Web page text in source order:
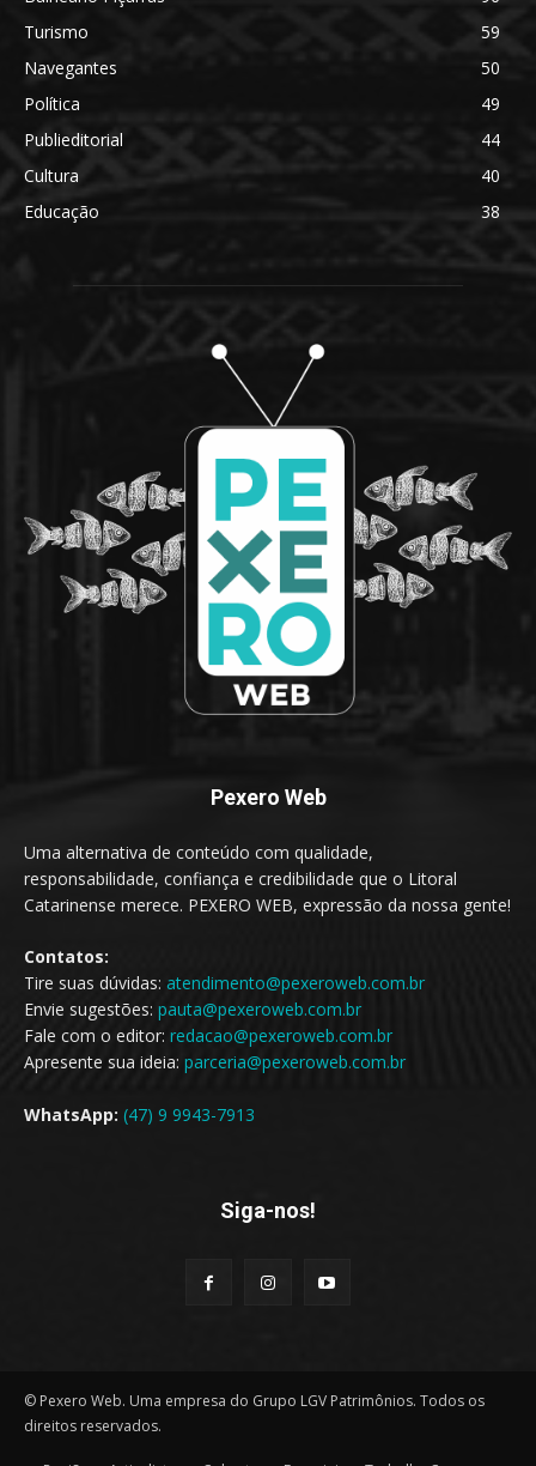
Turismo
59
Navegantes
50
Política
49
Publieditorial
44
Cultura
40
Educação
38
Pexero Web
Uma alternativa de conteúdo com qualidade,
responsabilidade, confiança e credibilidade que o Litoral
Catarinense merece. PEXERO WEB, expressão da nossa gente!
Contatos:
Tire suas dúvidas: atendimento@pexeroweb.com.br
Envie sugestões: pauta@pexeroweb.com.br
Fale com o editor: redacao@pexeroweb.com.br
Apresente sua ideia: parceria@pexeroweb.com.br
WhatsApp: (47) 9 9943-7913
Siga-nos!
© Pexero Web. Uma empresa do Grupo LGV Patrimônios. Todos os
direitos reservados.